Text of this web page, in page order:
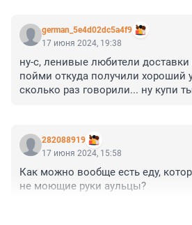
german_5e4d02dc5a4f9
17 июня 2024, 19:38
ну-с, ленивые любители
пойми откуда получили хороший
сколько раз говорили... ну купи
282088919
17 июня 2024, 15:58
Как можно вообще есть еду,
не моющие руки аульцы?